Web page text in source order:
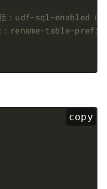
括：udf-sql-enabled
：rename-table-prefix
copy